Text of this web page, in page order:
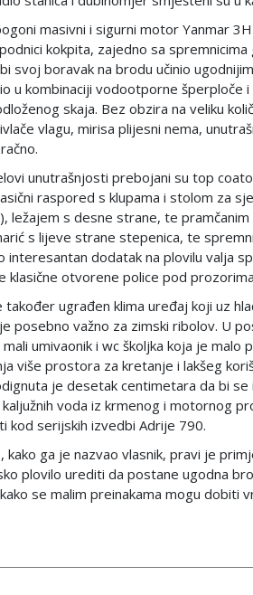
masivni i sigurni motor Yanmar
kokpita, zajedno sa
svoj boravak na brodu učinio
u kombinaciji vodootporne šperploče
skaja. Bez obzira na veliku
vlagu, mirisa plijesni nema,
unutrašnjosti prebojani su top
raspored s klupama i stolom za
ležajem s desne strane, te
s lijeve strane stepenica, te
interesantan dodatak na plovilu valja
klasične otvorene police pod
također ugrađen klima uređaj koji uz
posebno važno za zimski ribolov. U
umivaonik i wc školjka koja je malo
više prostora za kretanje i lakšeg
je desetak centimetara da bi se
voda iz krmenog i motornog
kod serijskih izvedbi Adrije 790.
kako ga je nazvao vlasnik, pravi je
plovilo urediti da postane ugodna
se malim preinakama mogu dobiti